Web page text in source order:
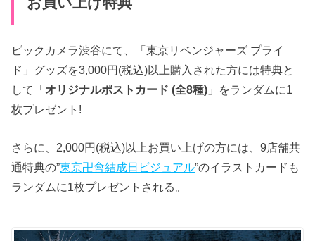
ビックカメラ渋谷にて、「東京リベンジャーズ プライ
ド」グッズを3,000円(税込)以上購入された方には特典と
して「オリジナルポストカード (全8種) 」をランダムに1
枚プレゼント!
さらに、2,000円(税込)以上お買い上げの方には、9店舗共
通特典の”東京卍會結成日ビジュアル”のイラストカードも
ランダムに1枚プレゼントされる。